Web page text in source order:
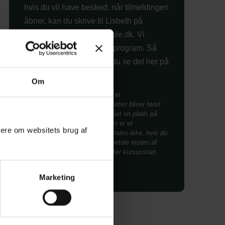
Om
om websitets brug af
Marketing
hvis du vil have besked, når tilmeldingen
åbner, kan du skrive til Lisbeth på
kontoret: lj@askov-hojskole.dk. Vi
arbejder på det endelige program. Så
snart, det er færdigt, kan du se det her på
Når du tilmelder dig, betaler du et
tilmeldingsgebyr på 500 kr. Beløbet bliver først
trukket på dit kort, når du har fået en plads på
kurset. Tilmeldingsgebyret, som er et
administrationsgebyr, tilbagebetales ikke, hvis du
senere melder afbud. Du skal betale resten af
kursusbeløbet senest tre uger før kursusstart.